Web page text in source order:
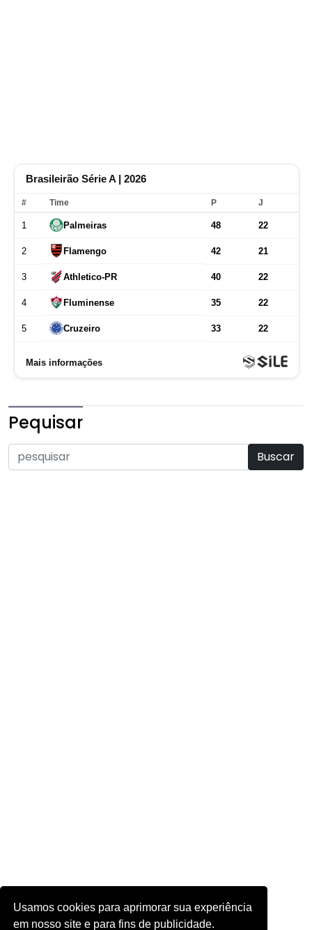
Usamos cookies para aprimorar sua experiência
em nosso site e para fins de publicidade.
Pequisar